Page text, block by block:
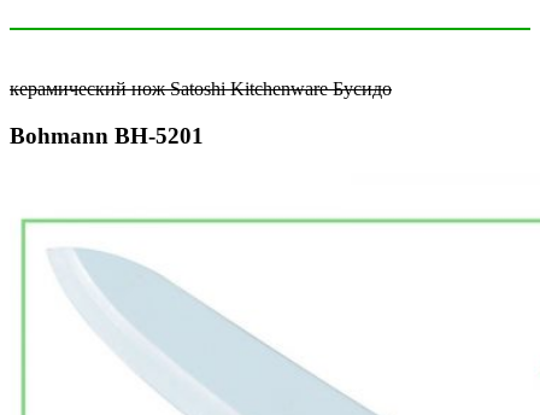
керамический нож Satoshi Kitchenware Бусидо
Bohmann BH-5201